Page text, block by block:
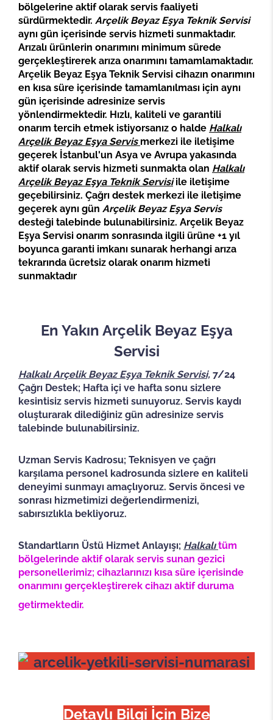
bölgelerine aktif olarak servis faaliyeti
sürdürmektedir. Arçelik Beyaz Eşya Teknik Servisi
aynı gün içerisinde servis hizmeti sunmaktadır.
Arızalı ürünlerin onarımını minimum sürede
gerçekleştirerek arıza onarımını tamamlamaktadır.
Arçelik Beyaz Eşya Teknik Servisi cihazın onarımını
en kısa süre içerisinde tamamlanılması için aynı
gün içerisinde adresinize servis
yönlendirmektedir. Hızlı, kaliteli ve garantili
onarım tercih etmek istiyorsanız o halde Halkalı
Arçelik Beyaz Eşya Servis merkezi ile iletişime
geçerek İstanbul'un Asya ve Avrupa yakasında
aktif olarak servis hizmeti sunmakta olan Halkalı
Arçelik Beyaz Eşya Teknik Servisiile iletişime
geçebilirsiniz. Çağrı destek merkezi ile iletişime
geçerek aynı gün Arçelik Beyaz Eşya Servis
desteği talebinde bulunabilirsiniz. Arçelik Beyaz
Eşya Servisi onarım sonrasında ilgili ürüne +1 yıl
boyunca garanti imkanı sunarak herhangi arıza
tekrarında ücretsiz olarak onarım hizmeti
sunmaktadır
En Yakın Arçelik Beyaz Eşya
Servisi
Halkalı Arçelik Beyaz Eşya Teknik Servisi, 7/24
Çağrı Destek; Hafta içi ve hafta sonu sizlere
kesintisiz servis hizmeti sunuyoruz. Servis kaydı
oluşturarak dilediğiniz gün adresinize servis
talebinde bulunabilirsiniz.
Uzman Servis Kadrosu; Teknisyen ve çağrı
karşılama personel kadrosunda sizlere en kaliteli
deneyimi sunmayı amaçlıyoruz. Servis öncesi ve
sonrası hizmetimizi değerlendirmenizi,
sabırsızlıkla bekliyoruz.
Standartların Üstü Hizmet Anlayışı; Halkalıtüm
bölgelerinde aktif olarak servis sunan gezici
personellerimiz; cihazlarınızı kısa süre içerisinde
onarımını gerçekleştirerek cihazı aktif duruma
getirmektedir.
Detaylı Bilgi İçin Bize